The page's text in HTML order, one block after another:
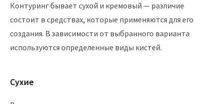
Контуринг бывает сухой и кремовый — различие
состоит в средствах, которые применяются для его
создания. В зависимости от выбранного варианта
используются определенные виды кистей.
Сухие